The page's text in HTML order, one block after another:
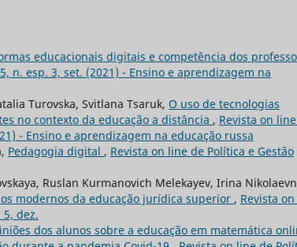
educacionais digitais e competência dos
n. esp. 3, set. (2021) - Ensino e aprendizagem na
Turovska, Svitlana Tsaruk, O uso de tecnologias
no contexto da educação a distância , Revista on
- Ensino e aprendizagem na educação russa
Pedagogia digital , Revista on line de Política e Gestão
Ruslan Kurmanovich Melekayev, Irina
modernos da educação jurídica superior , Revista
5, dez.
dos alunos sobre a educação em matemática